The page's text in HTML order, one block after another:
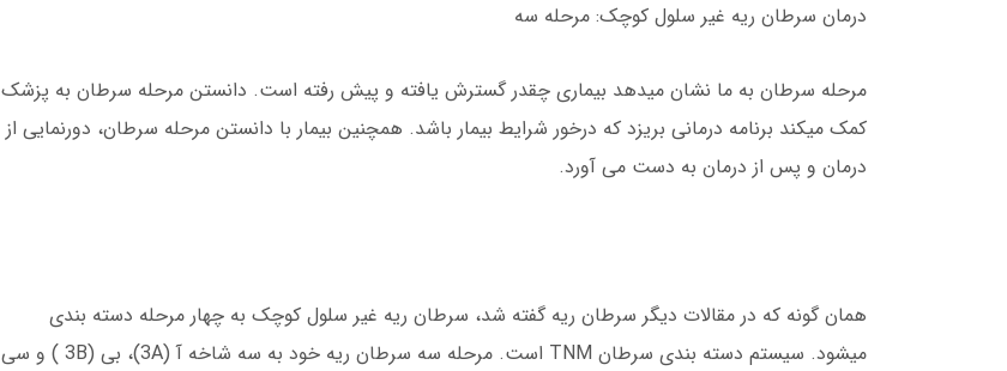
درمان سرطان ریه غیر سلول کوچک: مرحله سه
مرحله سرطان به ما نشان میدهد بیماری چقدر گسترش یافته و پیش رفته است. دانستن مرحله سرطان به پزشک
کمک میکند برنامه درمانی بریزد که درخور شرایط بیمار باشد. همچنین بیمار با دانستن مرحله سرطان، دورنمایی از
درمان و پس از درمان به دست می آورد.
همان گونه که در مقالات دیگر سرطان ریه گفته شد، سرطان ریه غیر سلول کوچک به چهار مرحله دسته بندی
میشود. سیستم دسته بندی سرطان TNM است. مرحله سه سرطان ریه خود به سه شاخه آ (3A)، بی (3B ) و سی